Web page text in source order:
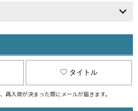
タイトル
入荷が決まった際にメールが届きます。